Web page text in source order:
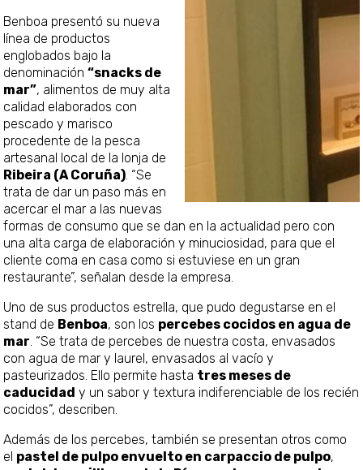
Benboa presentó su nueva
línea de productos
englobados bajo la
denominación“snacks de
mar”, alimentos de muy alta
calidad elaborados con
pescado y marisco
procedente de la pesca
artesanal local de la lonja de
Ribeira (A Coruña) . “Se
trata de dar un paso más en
acercar el mar a las nuevas
formas de consumo que se dan en la actualidad pero con
una alta carga de elaboración y minuciosidad, para que el
cliente coma en casa como si estuviese en un gran
restaurante”, señalan desde la empresa.
Uno de sus productos estrella, que pudo degustarse en el
stand de Benboa, son los percebes cocidos en agua de
mar . “Se trata de percebes de nuestra costa, envasados
con agua de mar y laurel, envasados al vacío y
pasteurizados. Ello permite hasta tres meses de
caducidad y un sabor y textura indiferenciable de los recién
cocidos”, describen.
Además de los percebes, también se presentan otros como
el pastel de pulpo envuelto en carpaccio de pulpo,